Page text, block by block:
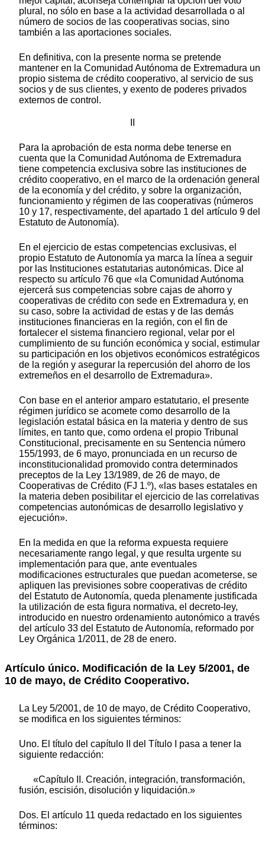
plural, no sólo en base a la actividad desarrollada o al
número de socios de las cooperativas socias, sino
también a las aportaciones sociales.
En definitiva, con la presente norma se pretende
mantener en la Comunidad Autónoma de Extremadura un
propio sistema de crédito cooperativo, al servicio de sus
socios y de sus clientes, y exento de poderes privados
externos de control.
Para la aprobación de esta norma debe tenerse en
cuenta que la Comunidad Autónoma de Extremadura
tiene competencia exclusiva sobre las instituciones de
crédito cooperativo, en el marco de la ordenación general
de la economía y del crédito, y sobre la organización,
funcionamiento y régimen de las cooperativas (números
10 y 17, respectivamente, del apartado 1 del artículo 9 del
Estatuto de Autonomía).
En el ejercicio de estas competencias exclusivas, el
propio Estatuto de Autonomía ya marca la línea a seguir
por las Instituciones estatutarias autonómicas. Dice al
respecto su artículo 76 que «la Comunidad Autónoma
ejercerá sus competencias sobre cajas de ahorro y
cooperativas de crédito con sede en Extremadura y, en
su caso, sobre la actividad de estas y de las demás
instituciones financieras en la región, con el fin de
fortalecer el sistema financiero regional, velar por el
cumplimiento de su función económica y social, estimular
su participación en los objetivos económicos estratégicos
de la región y asegurar la repercusión del ahorro de los
extremeños en el desarrollo de Extremadura».
Con base en el anterior amparo estatutario, el presente
régimen jurídico se acomete como desarrollo de la
legislación estatal básica en la materia y dentro de sus
límites, en tanto que, como ordena el propio Tribunal
Constitucional, precisamente en su Sentencia número
155/1993, de 6 mayo, pronunciada en un recurso de
inconstitucionalidad promovido contra determinados
preceptos de la Ley 13/1989, de 26 de mayo, de
Cooperativas de Crédito (FJ 1.º), «las bases estatales en
la materia deben posibilitar el ejercicio de las correlativas
competencias autonómicas de desarrollo legislativo y
ejecución».
En la medida en que la reforma expuesta requiere
necesariamente rango legal, y que resulta urgente su
implementación para que, ante eventuales
modificaciones estructurales que puedan acometerse, se
apliquen las previsiones sobre cooperativas de crédito
del Estatuto de Autonomía, queda plenamente justificada
la utilización de esta figura normativa, el decreto-ley,
introducido en nuestro ordenamiento autonómico a través
del artículo 33 del Estatuto de Autonomía, reformado por
Ley Orgánica 1/2011, de 28 de enero.
Artículo único. Modificación de la Ley 5/2001, de
10 de mayo, de Crédito Cooperativo.
La Ley 5/2001, de 10 de mayo, de Crédito Cooperativo,
se modifica en los siguientes términos:
Uno. El título del capítulo II del Título I pasa a tener la
siguiente redacción:
«Capítulo II. Creación, integración, transformación,
fusión, escisión, disolución y liquidación.»
Dos. El artículo 11 queda redactado en los siguientes
términos: